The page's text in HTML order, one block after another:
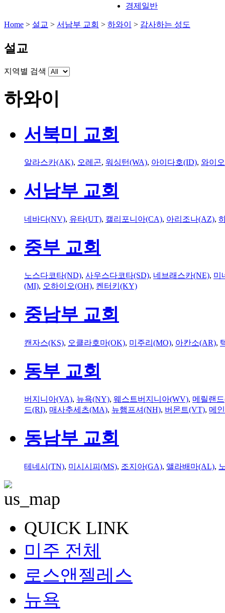
경제일반
Home > 설교 > 서남부 교회 > 하와이 > 감사하는 성도
설교
지역별 검색
하와이
서북미 교회
알라스카(AK), 오레곤, 워싱턴(WA), 아이다호(ID), 와이
서남부 교회
네바다(NV), 유타(UT), 캘리포니아(CA), 아리조나(AZ),
중부 교회
노스다코타(ND), 사우스다코타(SD), 네브래스카(NE), 미
(MI), 오하이오(OH), 켄터키(KY)
중남부 교회
캔자스(KS), 오클라호마(OK), 미주리(MO), 아칸소(AR),
동부 교회
버지니아(VA), 뉴욕(NY), 웨스트버지니아(WV), 메릴랜
드(RI), 매사추세츠(MA), 뉴햄프셔(NH), 버몬트(VT), 메
동남부 교회
테네시(TN), 미시시피(MS), 조지아(GA), 앨라배마(AL),
QUICK LINK
미주 전체
로스앤젤레스
뉴욕